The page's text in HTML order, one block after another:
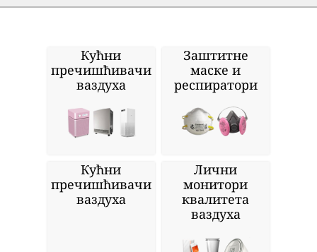
Кућни
пречишћивачи
ваздуха
Заштитне
маске и
респиратори
Кућни
пречишћивачи
ваздуха
Лични
монитори
квалитета
ваздуха